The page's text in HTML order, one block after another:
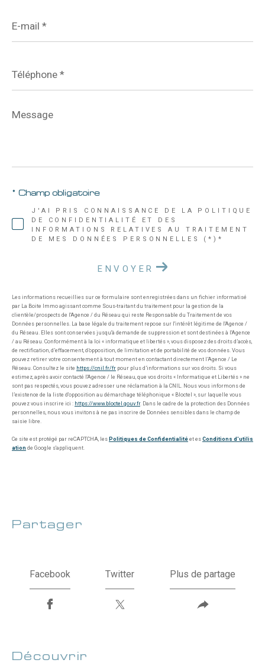
mail
*
Message
*
J'AI PRIS CONNAISSANCE DE LA POLITIQUE
DE CONFIDENTIALITÉ ET DES
INFORMATIONS RELATIVES AU TRAITEMENT
DE MES DONNÉES PERSONNELLES (*)*
* Champ obligatoire
ENVOYER
Les informations recueillies sur ce formulaire sont enregistrées dans un fichier informatisé
par La Boite Immo agissant comme Sous-traitant du traitement pour la gestion de la
clientèle/prospects de l'Agence / du Réseau qui reste Responsable du Traitement de vos
Données personnelles. La base légale du traitement repose sur l'intérêt légitime de l'Agence /
du Réseau. Elles sont conservées jusqu'à demande de suppression et sont destinées à l'Agence
/ au Réseau. Conformément à la loi « informatique et libertés », vous disposez des droits d’accès,
de rectification, d’effacement, d’opposition, de limitation et de portabilité de vos données. Vous
pouvez retirer votre consentement à tout moment en contactant directement l’Agence / Le
Réseau. Consultez le site https://cnil.fr/fr pour plus d’informations sur vos droits. Si vous
estimez, après avoir contacté l'Agence / le Réseau, que vos droits « Informatique et Libertés » ne
sont pas respectés, vous pouvez adresser une réclamation à la CNIL. Nous vous informons de
l’existence de la liste d'opposition au démarchage téléphonique « Bloctel », sur laquelle vous
pouvez vous inscrire ici : https://www.bloctel.gouv.fr. Dans le cadre de la protection des Données
personnelles, nous vous invitons à ne pas inscrire de Données sensibles dans le champ de
saisie libre.
Ce site est protégé par reCAPTCHA, les Politiques de Confidentialité et es Conditions d'utilis
ation de Google s'appliquent.
partager
Facebook Twitter Plus de partage
découvrir